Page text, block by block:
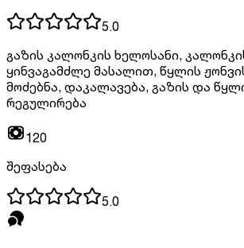
5.0
გაზის კალონკის ხელოსანი,
ყინვაგამძლე მასალით, წყლის
მოძებნა, დაკალავება, გაზის და
რეგულირება
120
შეფასება
5.0